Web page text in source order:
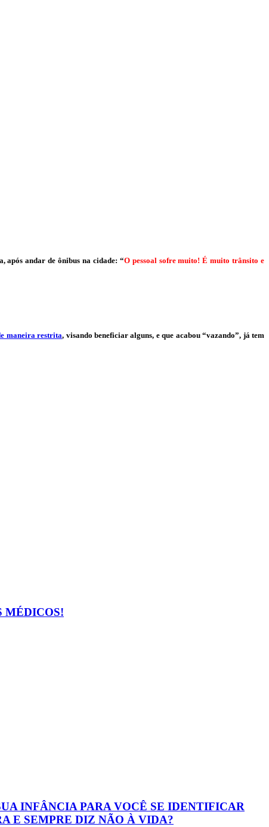
após andar de ônibus na cidade: “O pessoal sofre muito! É muito trânsito e
maneira restrita, visando beneficiar alguns, e que acabou “vazando”, já tem
MÉDICOS!
INFÂNCIA PARA VOCÊ SE IDENTIFICAR
E SEMPRE DIZ NÃO À VIDA?